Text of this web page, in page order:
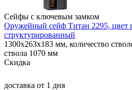
Сейфы с ключевым замком
Оружейный сейф Титан 2295, цвет
структурированный
1300x263x183 мм, количество
ствола 1070 мм
Скидка
доставка от 1 дня